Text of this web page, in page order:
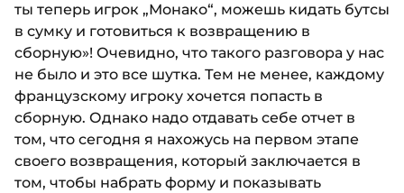
ты теперь игрок „Монако“, можешь кидать бутсы
в сумку и готовиться к возвращению в
сборную»! Очевидно, что такого разговора у нас
не было и это все шутка. Тем не менее, каждому
французскому игроку хочется попасть в
сборную. Однако надо отдавать себе отчет в
том, что сегодня я нахожусь на первом этапе
своего возвращения, который заключается в
том, чтобы набрать форму и показывать